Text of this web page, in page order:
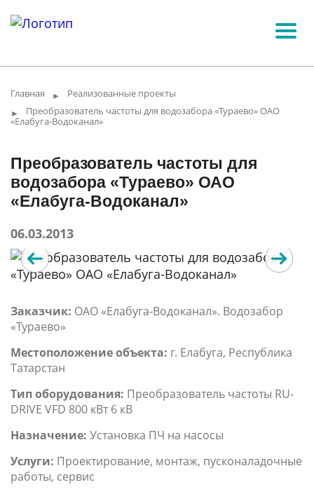
Главная ► Реализованные проекты
►
Преобразователь частоты для водозабора «Тураево» ОАО
«Елабуга-Водоканал»
Преобразователь частоты для
водозабора «Тураево» ОАО
«Елабуга-Водоканал»
06.03.2013
Заказчик: ОАО «Елабуга-Водоканал». Водозабор
«Тураево»
Местоположение объекта: г. Елабуга, Республика
Татарстан
Тип оборудования: Преобразователь частоты RU-
DRIVE VFD 800 кВт 6 кВ
Назначение: Установка ПЧ на насосы
Услуги: Проектирование, монтаж, пусконаладочные
работы, сервис